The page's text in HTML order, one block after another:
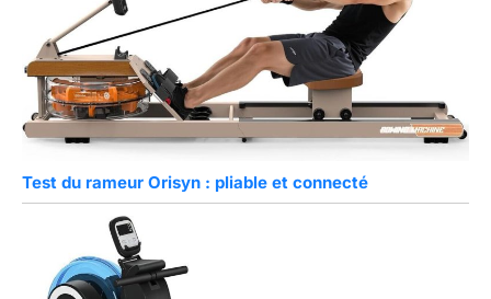
Test du rameur Orisyn : pliable et connecté